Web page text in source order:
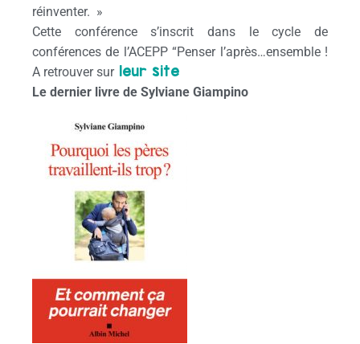
réinventer. »
Cette conférence s’inscrit dans le cycle de
conférences de l’ACEPP “Penser l’après…ensemble !
A retrouver surleur site
Le dernier livre de Sylviane Giampino